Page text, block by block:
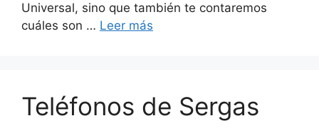
Universal, sino que también te contaremos
cuáles son … Leer más
Teléfonos de Sergas